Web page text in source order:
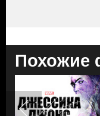
Похожие